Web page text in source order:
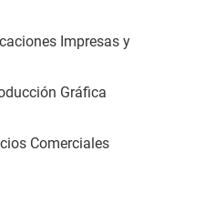
Impresas y
Gráfica
Comerciales